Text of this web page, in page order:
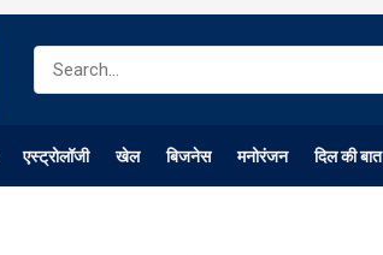
एस्ट्रोलॉजी खेल बिजनेस मनोरंजन दिल की बात